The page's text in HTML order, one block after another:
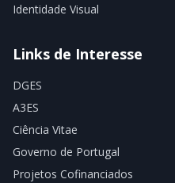
Identidade Visual
Links de Interesse
DGES
A3ES
Ciência Vitae
Governo de Portugal
Projetos Cofinanciados